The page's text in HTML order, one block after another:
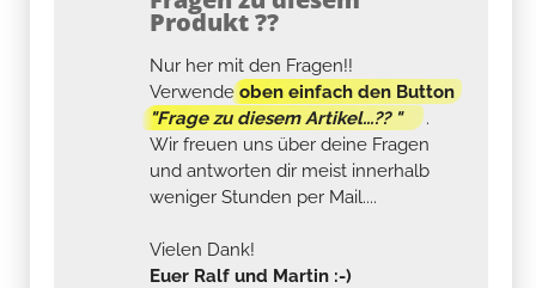
Produkt ??
Nur her mit den Fragen!!
Verwendeoben einfach den Button
"Frage zu diesem Artikel...?? "
.
Wir freuen uns über deine Fragen
und antworten dir meist innerhalb
weniger Stunden per Mail....
Vielen Dank!
Euer Ralf und Martin :-)